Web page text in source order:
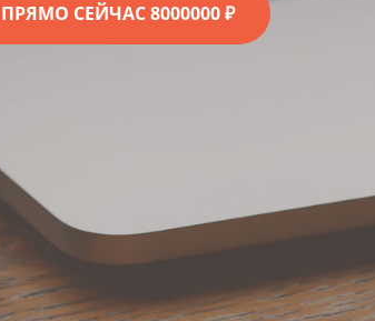
СЕЙЧАС 8000000 ₽